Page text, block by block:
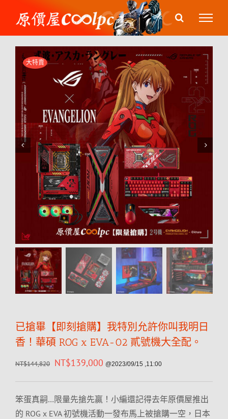
content
大特賣
 
已搶畢【即刻搶購】我特別允許你叫我明日
香！華碩 ROG x EVA-02 貳號機大全配。
NT$144,820 NT$139,000 @2023/09/15 ,11:00
笨蛋真嗣…限量先搶先贏！小編還記得去年原價屋推出
的 ROG x EVA 初號機活動一發布馬上被搶購一空，日本